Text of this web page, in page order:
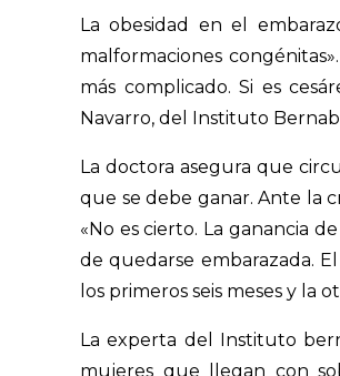
La obesidad en el
malformaciones
más complicado. Si es
Navarro, del Instituto
La doctora asegura que
que se debe ganar. Ante la
«No es cierto. La ganancia
de quedarse embarazada.
los primeros seis meses y la
La experta del Instituto
mujeres que llegan con